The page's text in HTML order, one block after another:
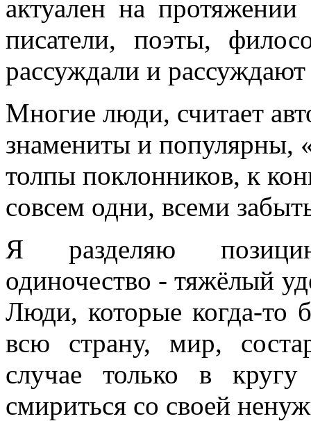
актуален на
писатели, поэты,
рассуждали и
Многие люди, считает
знамениты и популярны,
толпы поклонников, к
совсем одни, всеми
Я разделяю
одиночество - тяжёлый
Люди, которые когда-то
всю страну, мир,
случае только в
смириться со своей